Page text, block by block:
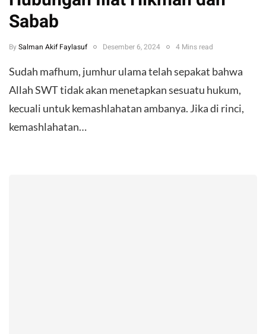
Sabab
By Salman Akif Faylasuf Desember 6, 2024 4 Mins read
Sudah mafhum, jumhur ulama telah sepakat bahwa
Allah SWT tidak akan menetapkan sesuatu hukum,
kecuali untuk kemashlahatan ambanya. Jika di rinci,
kemashlahatan…